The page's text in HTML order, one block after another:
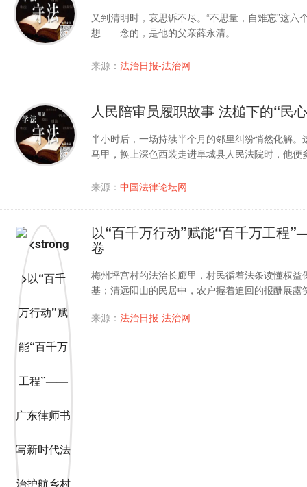
又到清明时，哀思诉不尽。“不思量，自难忘”这
想——念的，是他的父亲薛永清。
来源： 法治日报-法治网
人民陪审员履职故事 法槌下的“民
半小时后，一场持续半个月的邻里纠纷悄然化解
马甲，换上深色西装走进阜城县人民法院时，他
来源： 中国法律论坛网
以“百千万行动”赋能“百千万工程
卷
梅州坪宫村的法治长廊里，村民循着法条读懂权
基；清远阳山的民居中，农户握着追回的报酬展
来源： 法治日报-法治网